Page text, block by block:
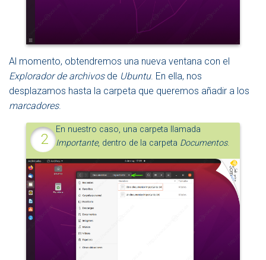
Al momento, obtendremos una nueva ventana con el
Explorador de archivosde Ubuntu. En ella, nos
desplazamos hasta la carpeta que queremos añadir a los
marcadores.
En nuestro caso, una carpeta llamada
Importante, dentro de la carpeta Documentos.